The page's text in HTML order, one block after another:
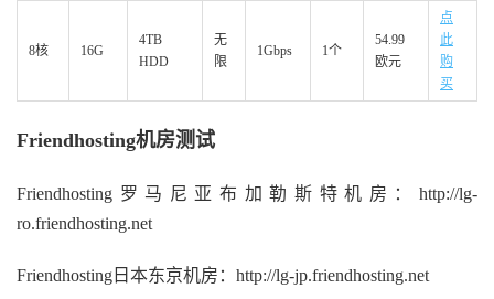
8核 16G
4TB
HDD
无
限
1Gbps 1个
54.99
欧元
点
此
购
买
Friendhosting机房测试
Friendhosting罗马尼亚布加勒斯特机房：http://lg-
ro.friendhosting.net
Friendhosting日本东京机房：http://lg-jp.friendhosting.net